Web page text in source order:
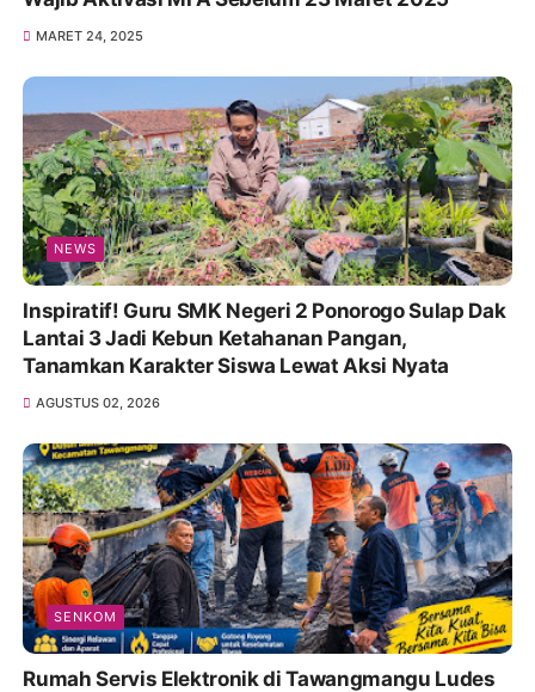
MARET 24, 2025
NEWS
Inspiratif! Guru SMK Negeri 2 Ponorogo Sulap Dak
Lantai 3 Jadi Kebun Ketahanan Pangan,
Tanamkan Karakter Siswa Lewat Aksi Nyata
AGUSTUS 02, 2026
SENKOM
Rumah Servis Elektronik di Tawangmangu Ludes